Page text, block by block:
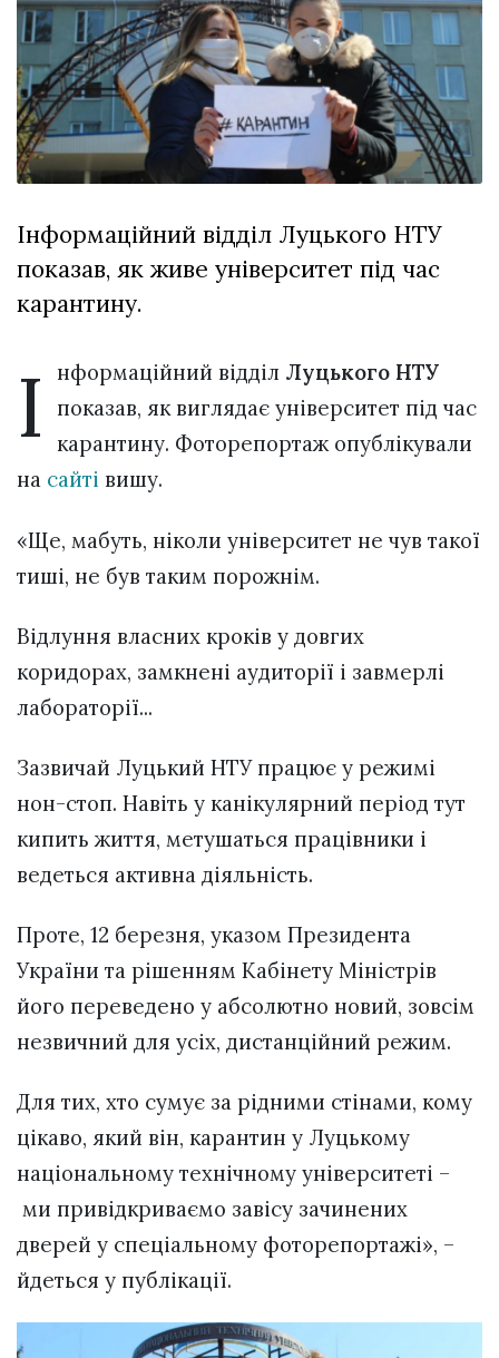
XIX
Спартакіада
VolWe...
29 Липня 2026
637 переглядів
Всі розділи
Персона
Афіша
ZONE 18+
Політика конфіденційності
Інформаційний відділ Луцького НТУ
показав, як живе університет під час
карантину.
І нформаційний відділ Луцького НТУ
показав, як виглядає університет під час
карантину. Фоторепортаж опублікували
на сайті вишу.
«Ще, мабуть, ніколи університет не чув такої
тиші, не був таким порожнім.
Відлуння власних кроків у довгих
коридорах, замкнені аудиторії і завмерлі
лабораторії...
Зазвичай Луцький НТУ працює у режимі
нон-стоп. Навіть у канікулярний період тут
кипить життя, метушаться працівники і
ведеться активна діяльність.
Проте, 12 березня, указом Президента
України та рішенням Кабінету Міністрів
його переведено у абсолютно новий, зовсім
незвичний для усіх, дистанційний режим.
Для тих, хто сумує за рідними стінами, кому
цікаво, який він, карантин у Луцькому
національному технічному університеті –
ми привідкриваємо завісу зачинених
дверей у спеціальному фоторепортажі», –
йдеться у публікації.